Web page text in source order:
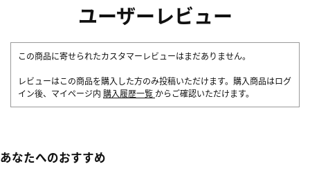
ユーザーレビュー
この商品に寄せられたカスタマーレビューはまだありません。
レビューはこの商品を購入した方のみ投稿いただけます。購入商品はログ
イン後、マイページ内 購入履歴一覧 からご確認いただけます。
あなたへのおすすめ